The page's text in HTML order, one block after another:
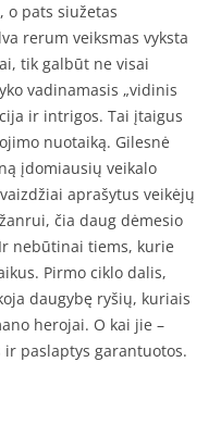
o pats siužetas
rerum veiksmas vyksta
tik galbūt ne visai
vadinamasis „vidinis
ir intrigos. Tai įtaigus
nuotaiką. Gilesnė
įdomiausių veikalo
aprašytus veikėjų
čia daug dėmesio
nebūtinai tiems, kurie
Pirmo ciklo dalis,
daugybę ryšių, kuriais
herojai. O kai jie –
paslaptys garantuotos.